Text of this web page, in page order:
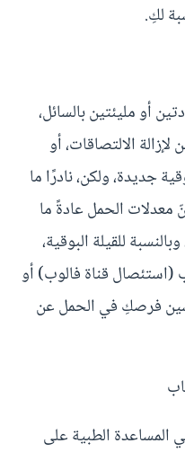
أو مليئتين بالسائل،
الالتصاقات، أو
جديدة، ولكن، نادرًا ما
معدلات الحمل عادةً ما
للقيلة البوقية،
(استئصال قناة فالوب) أو
فرصكِ في الحمل عن
المساعدة الطبية على